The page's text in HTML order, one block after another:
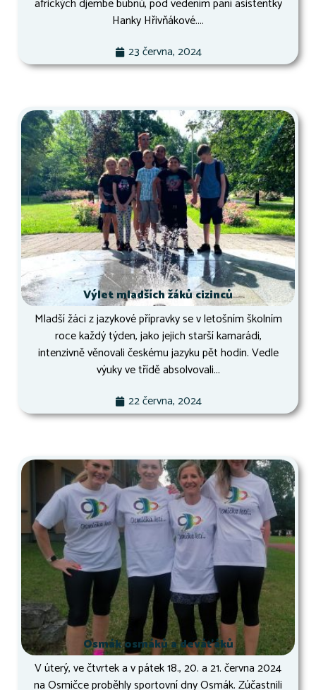
Hanky Hřivňákové....
23 června, 2024
Výlet mladších žáků cizinců
Mladší žáci z jazykové přípravky se v letošním školním
roce každý týden, jako jejich starší kamarádi,
intenzivně věnovali českému jazyku pět hodin. Vedle
výuky ve třídě absolvovali...
22 června, 2024
Osmák osmáků a deváťáků
V úterý, ve čtvrtek a v pátek 18., 20. a 21. června 2024
na Osmičce proběhly sportovní dny Osmák. Zúčastnili